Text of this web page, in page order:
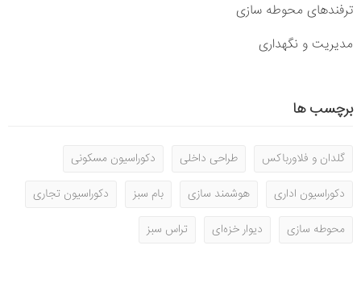
ترفندهای محوطه سازی
مدیریت و نگهداری
برچسب ها
گلدان و فلاورباکس طراحی داخلی
دکوراسیون مسکونی
دکوراسیون اداری
هوشمند سازی بام سبز
دکوراسیون تجاری
محوطه سازی
دیوار خزه‌ای تراس سبز